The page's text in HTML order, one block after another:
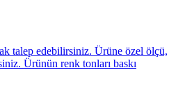
talep edebilirsiniz. Ürüne özel ölçü,
Ürünün renk tonları baskı